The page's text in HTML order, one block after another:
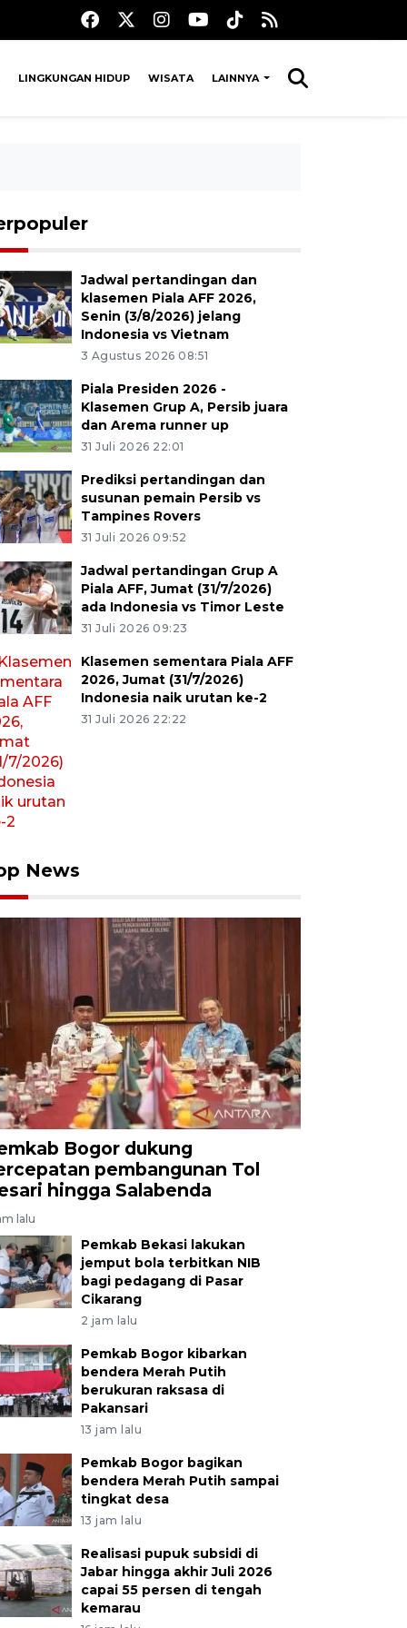
LINGKUNGAN HIDUP WISATA LAINNYA
Jadwal pertandingan dan
klasemen Piala AFF 2026,
Senin (3/8/2026) jelang
Indonesia vs Vietnam
3 Agustus 2026 08:51
Piala Presiden 2026 -
Klasemen Grup A, Persib juara
dan Arema runner up
31 Juli 2026 22:01
Prediksi pertandingan dan
susunan pemain Persib vs
Tampines Rovers
31 Juli 2026 09:52
Jadwal pertandingan Grup A
Piala AFF, Jumat (31/7/2026)
ada Indonesia vs Timor Leste
31 Juli 2026 09:23
Klasemen sementara Piala AFF
2026, Jumat (31/7/2026)
Indonesia naik urutan ke-2
31 Juli 2026 22:22
News
Bogor dukung
pembangunan Tol
hingga Salabenda
lalu
Pemkab Bekasi lakukan
jemput bola terbitkan NIB
bagi pedagang di Pasar
Cikarang
2 jam lalu
Pemkab Bogor kibarkan
bendera Merah Putih
berukuran raksasa di
Pakansari
13 jam lalu
Pemkab Bogor bagikan
bendera Merah Putih sampai
tingkat desa
13 jam lalu
Realisasi pupuk subsidi di
Jabar hingga akhir Juli 2026
capai 55 persen di tengah
kemarau